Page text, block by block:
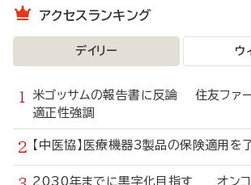
アクセスランキング
デイリー ウ
米ゴッサムの報告書に反論 住友ファ
適正性強調
【中医協】医療機器3製品の保険適用
2030年までに黒字化目指す オンコ